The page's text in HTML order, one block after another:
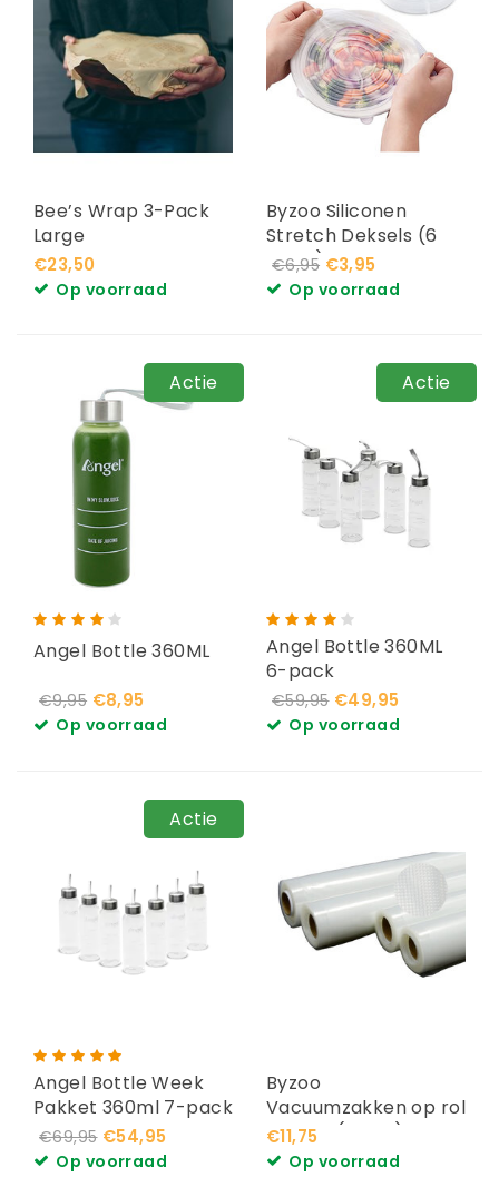
Bee’s Wrap 3-Pack
Large
€23,50
Op voorraad
Byzoo Siliconen
Stretch Deksels (6
Stuks)
€6,95 €3,95
Op voorraad
Actie
Angel Bottle 360ML
€9,95 €8,95
Op voorraad
Actie
Angel Bottle 360ML
6-pack
€59,95 €49,95
Op voorraad
Actie
Angel Bottle Week
Pakket 360ml 7-pack
€69,95 €54,95
Op voorraad
Byzoo
Vacuumzakken op rol
22x500 (1 stuk)
€11,75
Op voorraad